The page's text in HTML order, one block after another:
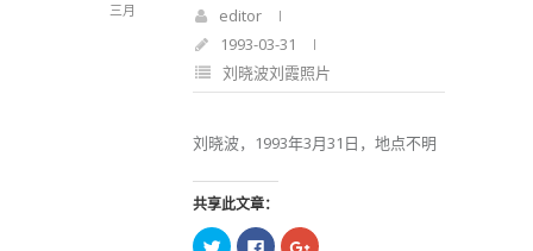
三月
editor
1993-03-31
刘晓波刘霞照片
刘晓波，1993年3月31日，地点不明
共享此文章：
点
点 点